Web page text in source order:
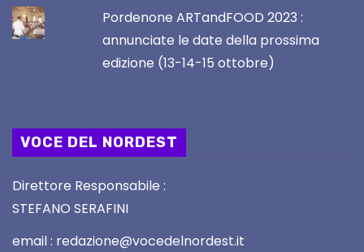
Pordenone ARTandFOOD 2023 :
annunciate le date della prossima
edizione (13-14-15 ottobre)
VOCE DEL NORDEST
Direttore Responsabile :
STEFANO SERAFINI
email : redazione@vocedelnordest.it